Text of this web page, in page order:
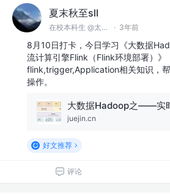
夏末秋至sll
在校本科生 @太原理工大学 · 3年前
8月10日打卡，今日学习《大数据
流计算引擎Flink（Flink环境部署）》
flink,trigger,Application相关知识，
操作。
juejin.cn
好文推荐
评论